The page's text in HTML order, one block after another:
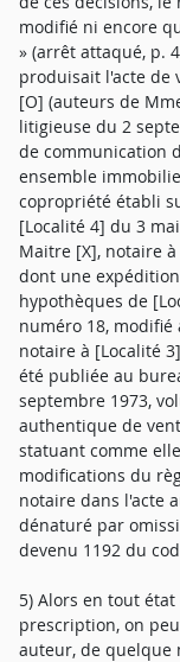
modifié ni encore
» (arrêt attaqué, p.
produisait l'acte de
[O] (auteurs de
litigieuse du 2
de communication
ensemble
copropriété établi
[Localité 4] du 3
Maitre [X], notaire
dont une
hypothèques de
numéro 18,
notaire à [Localité
été publiée au
septembre 1973,
authentique de
statuant comme
modifications du
notaire dans l'acte
dénaturé par
devenu 1192 du
5) Alors en tout
prescription, on
auteur, de quelque